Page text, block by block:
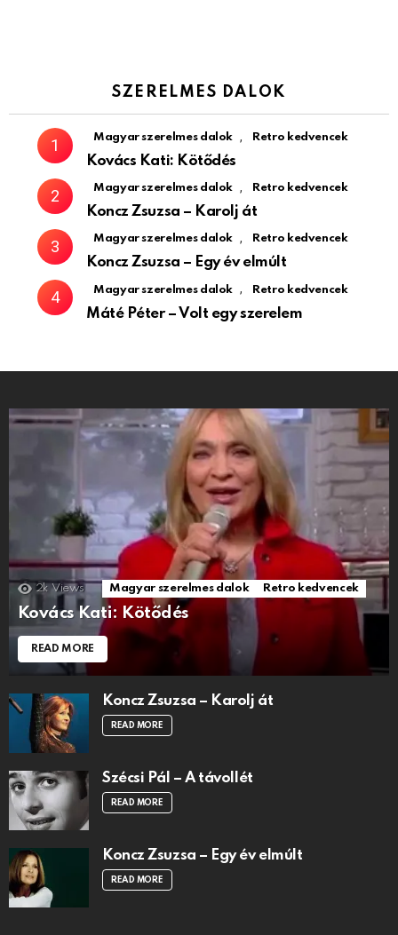
SZERELMES DALOK
Magyar szerelmes dalok , Retro kedvencek
Kovács Kati: Kötődés
Magyar szerelmes dalok , Retro kedvencek
Koncz Zsuzsa – Karolj át
Magyar szerelmes dalok , Retro kedvencek
Koncz Zsuzsa – Egy év elmúlt
Magyar szerelmes dalok , Retro kedvencek
Máté Péter – Volt egy szerelem
2k Views Magyar szerelmes dalok Retro kedvencek
Kovács Kati: Kötődés
READ MORE
Koncz Zsuzsa – Karolj át
READ MORE
Szécsi Pál – A távollét
READ MORE
Koncz Zsuzsa – Egy év elmúlt
READ MORE